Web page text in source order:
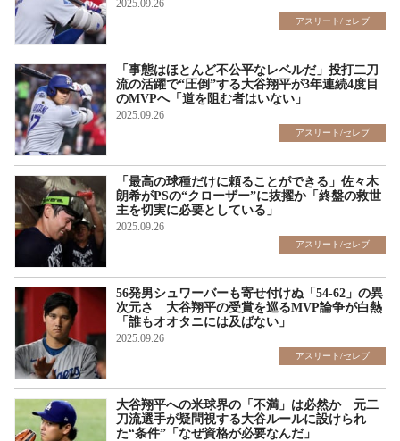
2025.09.26
アスリート/セレブ
「事態はほとんど不公平なレベルだ」投打二刀
流の活躍で“圧倒”する大谷翔平が3年連続4度目
のMVPへ「道を阻む者はいない」
2025.09.26
アスリート/セレブ
「最高の球種だけに頼ることができる」佐々木
朗希がPSの“クローザー”に抜擢か「終盤の救世
主を切実に必要としている」
2025.09.26
アスリート/セレブ
56発男シュワーバーも寄せ付けぬ「54-62」の異
次元さ 大谷翔平の受賞を巡るMVP論争が白熱
「誰もオオタニには及ばない」
2025.09.26
アスリート/セレブ
大谷翔平への米球界の「不満」は必然か 元二
刀流選手が疑問視する大谷ルールに設けられ
た“条件”「なぜ資格が必要なんだ」